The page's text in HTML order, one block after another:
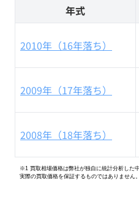
年式
2010年（16年落ち）
2009年（17年落ち）
2008年（18年落ち）
※1 買取相場価格は弊社が独自に統計分析した
実際の買取価格を保証するものではありません。